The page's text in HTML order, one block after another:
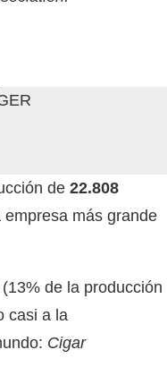
de 22.808
más grande
de la producción
casi a la
Cigar